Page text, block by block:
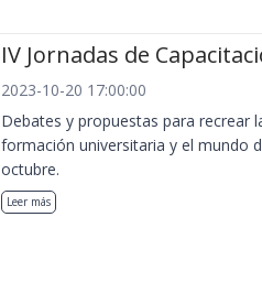
IV Jornadas de
2023-10-20 17:00:00
Debates y propuestas para recrear
formación universitaria y el mundo
octubre.
Leer más